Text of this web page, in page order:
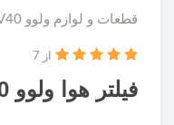
قطعات و لوازم ولوو V40
فیلتر هوا ولوو V40-C30-C70
از 7